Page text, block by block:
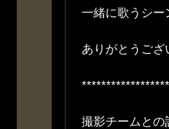
一緒に歌うシー
ありがとうござ
撮影チームとの